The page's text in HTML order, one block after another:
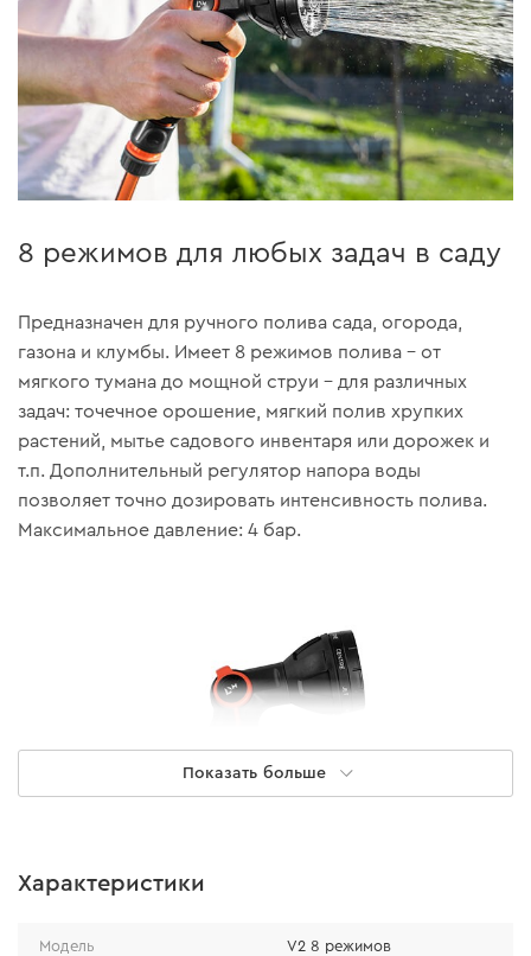
8 режимов для любых задач в саду
Предназначен для ручного полива сада, огорода,
газона и клумбы. Имеет 8 режимов полива – от
мягкого тумана до мощной струи – для различных
задач: точечное орошение, мягкий полив хрупких
растений, мытье садового инвентаря или дорожек и
т.п. Дополнительный регулятор напора воды
позволяет точно дозировать интенсивность полива.
Максимальное давление: 4 бар.
Показать больше
Характеристики
Модель V2 8 режимов